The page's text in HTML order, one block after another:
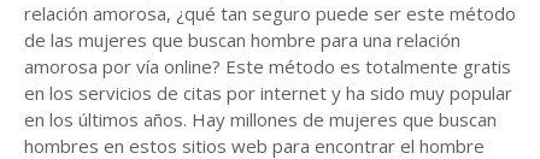
relación amorosa, ¿qué tan seguro puede ser este método
de las mujeres que buscan hombre para una relación
amorosa por vía online? Este método es totalmente gratis
en los servicios de citas por internet y ha sido muy popular
en los últimos años. Hay millones de mujeres que buscan
hombres en estos sitios web para encontrar el hombre